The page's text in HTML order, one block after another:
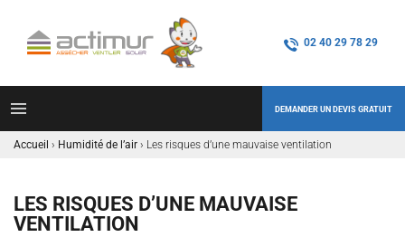
02 40 29 78 29
DEMANDER UN DEVIS GRATUIT
Accueil › Humidité de l’air › Les risques d’une mauvaise ventilation
LES RISQUES D’UNE MAUVAISE
VENTILATION